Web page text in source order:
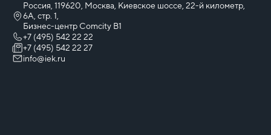
Россия, 119620, Москва, Киевское шоссе, 22-й километр,
6А, стр. 1,
Бизнес-центр Comcity B1
+7 (495) 542 22 22
+7 (495) 542 22 27
info@iek.ru